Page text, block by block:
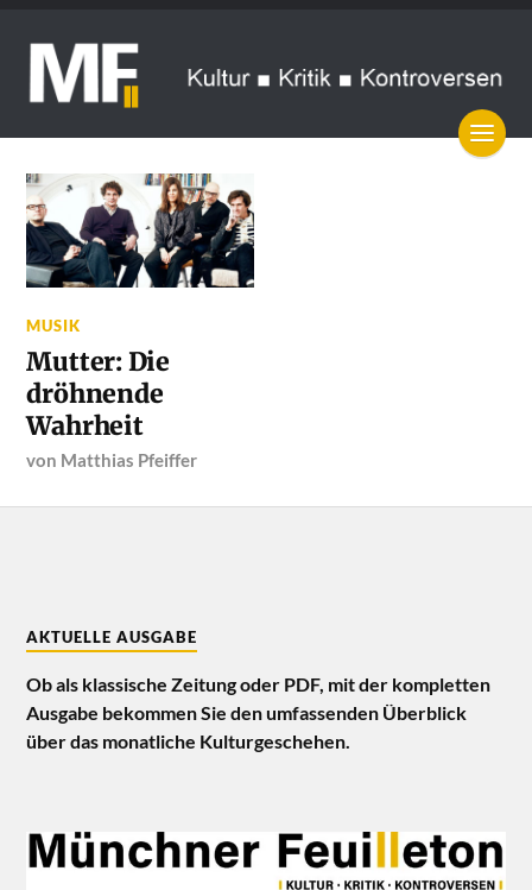
MUSIK
Mutter: Die
dröhnende
Wahrheit
von Matthias Pfeiffer
AKTUELLE AUSGABE
Ob als klassische Zeitung oder PDF, mit der kompletten
Ausgabe bekommen Sie den umfassenden Überblick
über das monatliche Kulturgeschehen.